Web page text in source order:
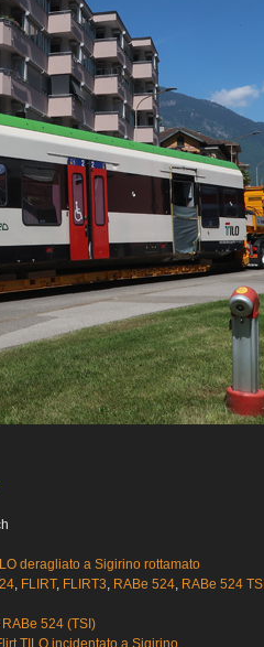
deragliato a Sigirino rottamato
, FLIRT, FLIRT3, RABe 524, RABe 524 TSI
524 (TSI)